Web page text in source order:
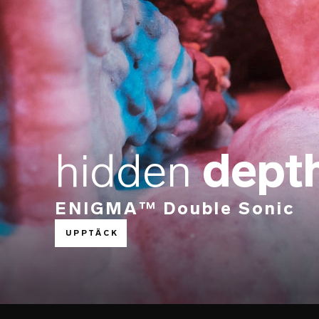
hidden
ENIGMA™ Double Sonic
UPPTÄCK